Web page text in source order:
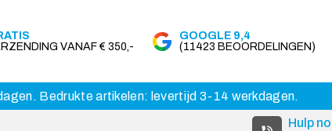
VANAF € 350,-
GOOGLE 9,4
(11423 BEOORDELINGEN)
Bedrukte artikelen: levertijd 3-14 werkdagen.
Hulp